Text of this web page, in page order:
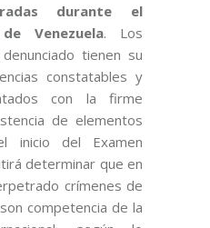
durante el
Venezuela. Los
tienen su
constatables y
con la firme
de elementos
inicio del Examen
determinar que en
crímenes de
competencia de la